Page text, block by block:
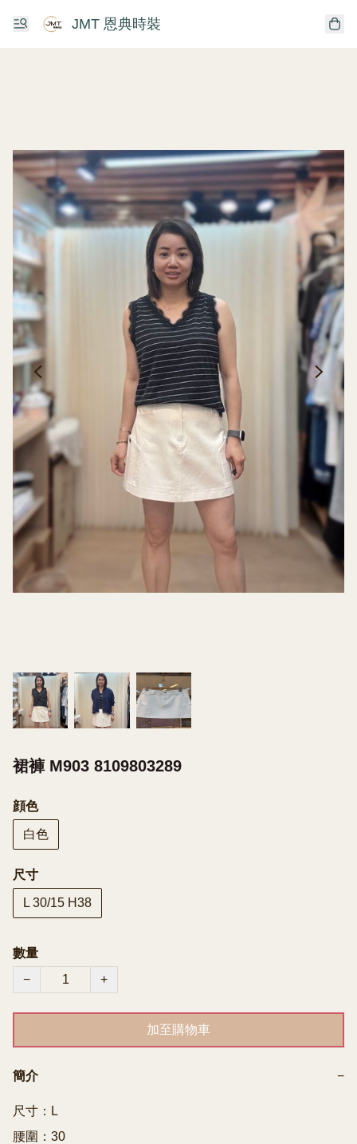
JMT 恩典時裝
裙褲 M903 8109803289
顔色
白色
尺寸
L 30/15 H38
數量
−
+
加至購物車
簡介 −
尺寸：L
腰圍：30